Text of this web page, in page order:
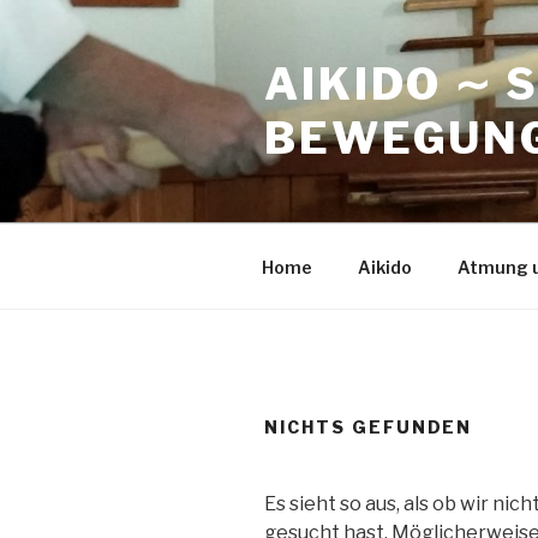
springen
AIKIDO ∼
Home Aikido Atmung
NICHTS GEFUNDEN
Es sieht so aus, als ob wir
gesucht hast.